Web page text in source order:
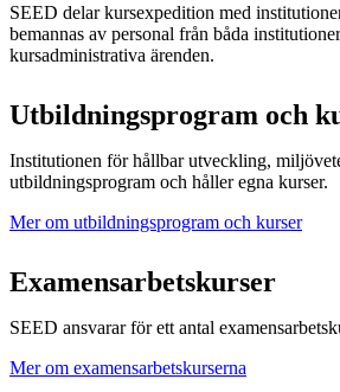
SEED delar kursexpedition med
bemannas av personal från båda
kursadministrativa ärenden.
Utbildningsprogram och
Institutionen för hållbar utveckling,
utbildningsprogram och håller egna kurser.
Mer om utbildningsprogram och kurser
Examensarbetskurser
SEED ansvarar för ett antal
Mer om examensarbetskurserna